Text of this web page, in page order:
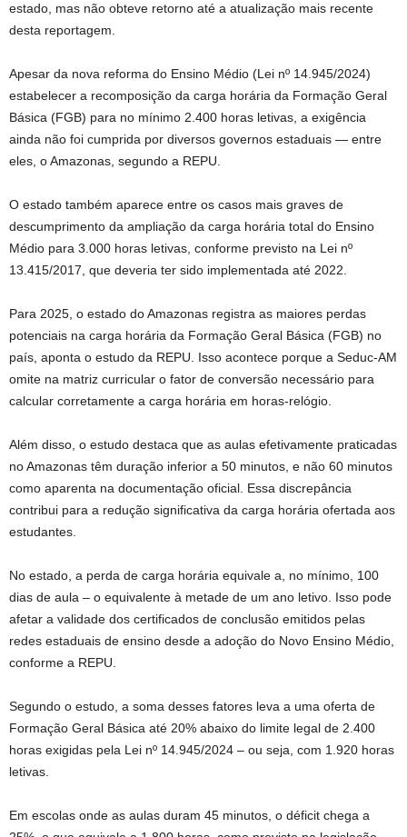
estado, mas não obteve retorno até a atualização mais recente
desta reportagem.
Apesar da nova reforma do Ensino Médio (Lei nº 14.945/2024)
estabelecer a recomposição da carga horária da Formação Geral
Básica (FGB) para no mínimo 2.400 horas letivas, a exigência
ainda não foi cumprida por diversos governos estaduais — entre
eles, o Amazonas, segundo a REPU.
O estado também aparece entre os casos mais graves de
descumprimento da ampliação da carga horária total do Ensino
Médio para 3.000 horas letivas, conforme previsto na Lei nº
13.415/2017, que deveria ter sido implementada até 2022.
Para 2025, o estado do Amazonas registra as maiores perdas
potenciais na carga horária da Formação Geral Básica (FGB) no
país, aponta o estudo da REPU. Isso acontece porque a Seduc-AM
omite na matriz curricular o fator de conversão necessário para
calcular corretamente a carga horária em horas-relógio.
Além disso, o estudo destaca que as aulas efetivamente praticadas
no Amazonas têm duração inferior a 50 minutos, e não 60 minutos
como aparenta na documentação oficial. Essa discrepância
contribui para a redução significativa da carga horária ofertada aos
estudantes.
No estado, a perda de carga horária equivale a, no mínimo, 100
dias de aula – o equivalente à metade de um ano letivo. Isso pode
afetar a validade dos certificados de conclusão emitidos pelas
redes estaduais de ensino desde a adoção do Novo Ensino Médio,
conforme a REPU.
Segundo o estudo, a soma desses fatores leva a uma oferta de
Formação Geral Básica até 20% abaixo do limite legal de 2.400
horas exigidas pela Lei nº 14.945/2024 – ou seja, com 1.920 horas
letivas.
Em escolas onde as aulas duram 45 minutos, o déficit chega a